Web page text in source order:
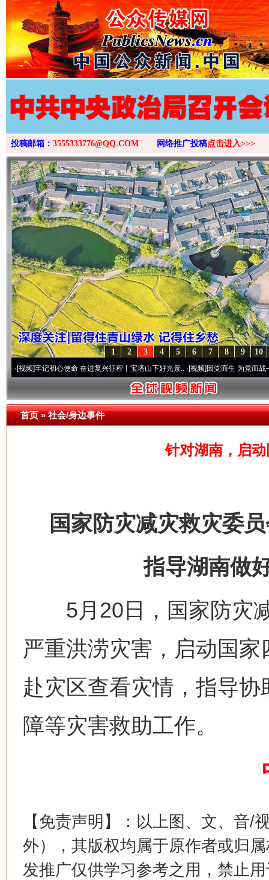
投稿邮箱： 3555333776@QQ.COM 网络推广投稿点击进入>>>
10
9
8
7
6
5
4
3
2
1
牢记初心使命 奋进复兴征程丨宝塔山下好光景..·[视频]因党而生 为党而战——百年“
首页»社会/身边事件
针对湖南，启
国家防灾减灾救灾委
指导湖南做
5月20日，国家防灾减
严重洪涝灾害，启动国
赴灾区查看灾情，指导
障等灾害救助工作。
【免责声明】：以上图、文、音/
外），其版权均属于原作者或归
发推广仅供学习参考之用，禁止
这是一记警钟！